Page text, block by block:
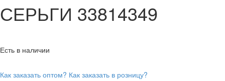
СЕРЬГИ 33814349
Есть в наличии
Как заказать оптом? Как заказать в розницу?